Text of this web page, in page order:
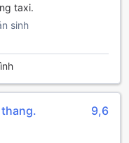
Jordan
hàng sẽ được
lợi, giúp kỳ nghỉ của
giờ hết. Dịch vụ
Nếu bạn cần
sàng phục vụ để bạn
khám phá những kỳ
taxi.
sinh
9,6